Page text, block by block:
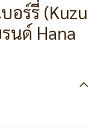
อร์รี่ (Kuzu
นด์ Hana